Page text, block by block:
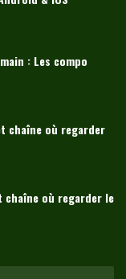
: Les compo
chaîne où regarder
chaîne où regarder le